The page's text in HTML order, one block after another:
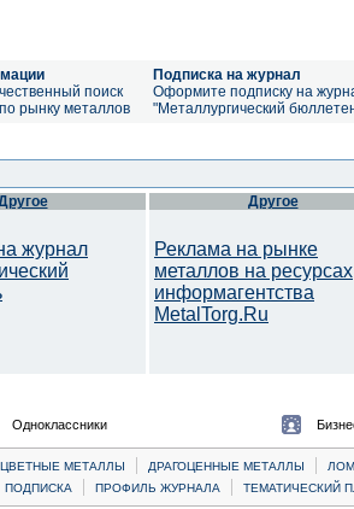
поиск
рынку металлов
Подписка на журнал
Оформите подписку на
"Металлургический
журнал
Другое
Реклама на рынке
металлов на ресурсах
информагентства
MetalTorg.Ru
Одноклассники
ЦВЕТНЫЕ МЕТАЛЛЫ | ДРАГОЦЕННЫЕ МЕТАЛЛЫ | ЛОМ
ПОДПИСКА | ПРОФИЛЬ ЖУРНАЛА | ТЕМАТИЧЕСКИЙ